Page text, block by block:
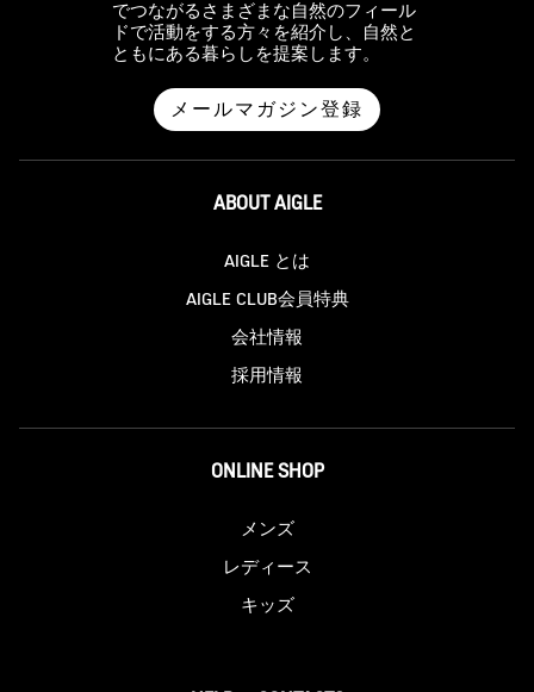
でつながるさまざまな自然のフィール
ドで活動をする方々を紹介し、自然と
ともにある暮らしを提案します。
メールマガジン登録
ABOUT AIGLE
AIGLE とは
AIGLE CLUB会員特典
会社情報
採用情報
ONLINE SHOP
メンズ
レディース
キッズ